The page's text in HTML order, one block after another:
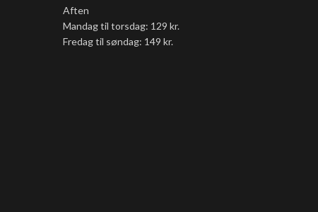
Aften
Mandag til torsdag: 129 kr.
Fredag til søndag: 149 kr.